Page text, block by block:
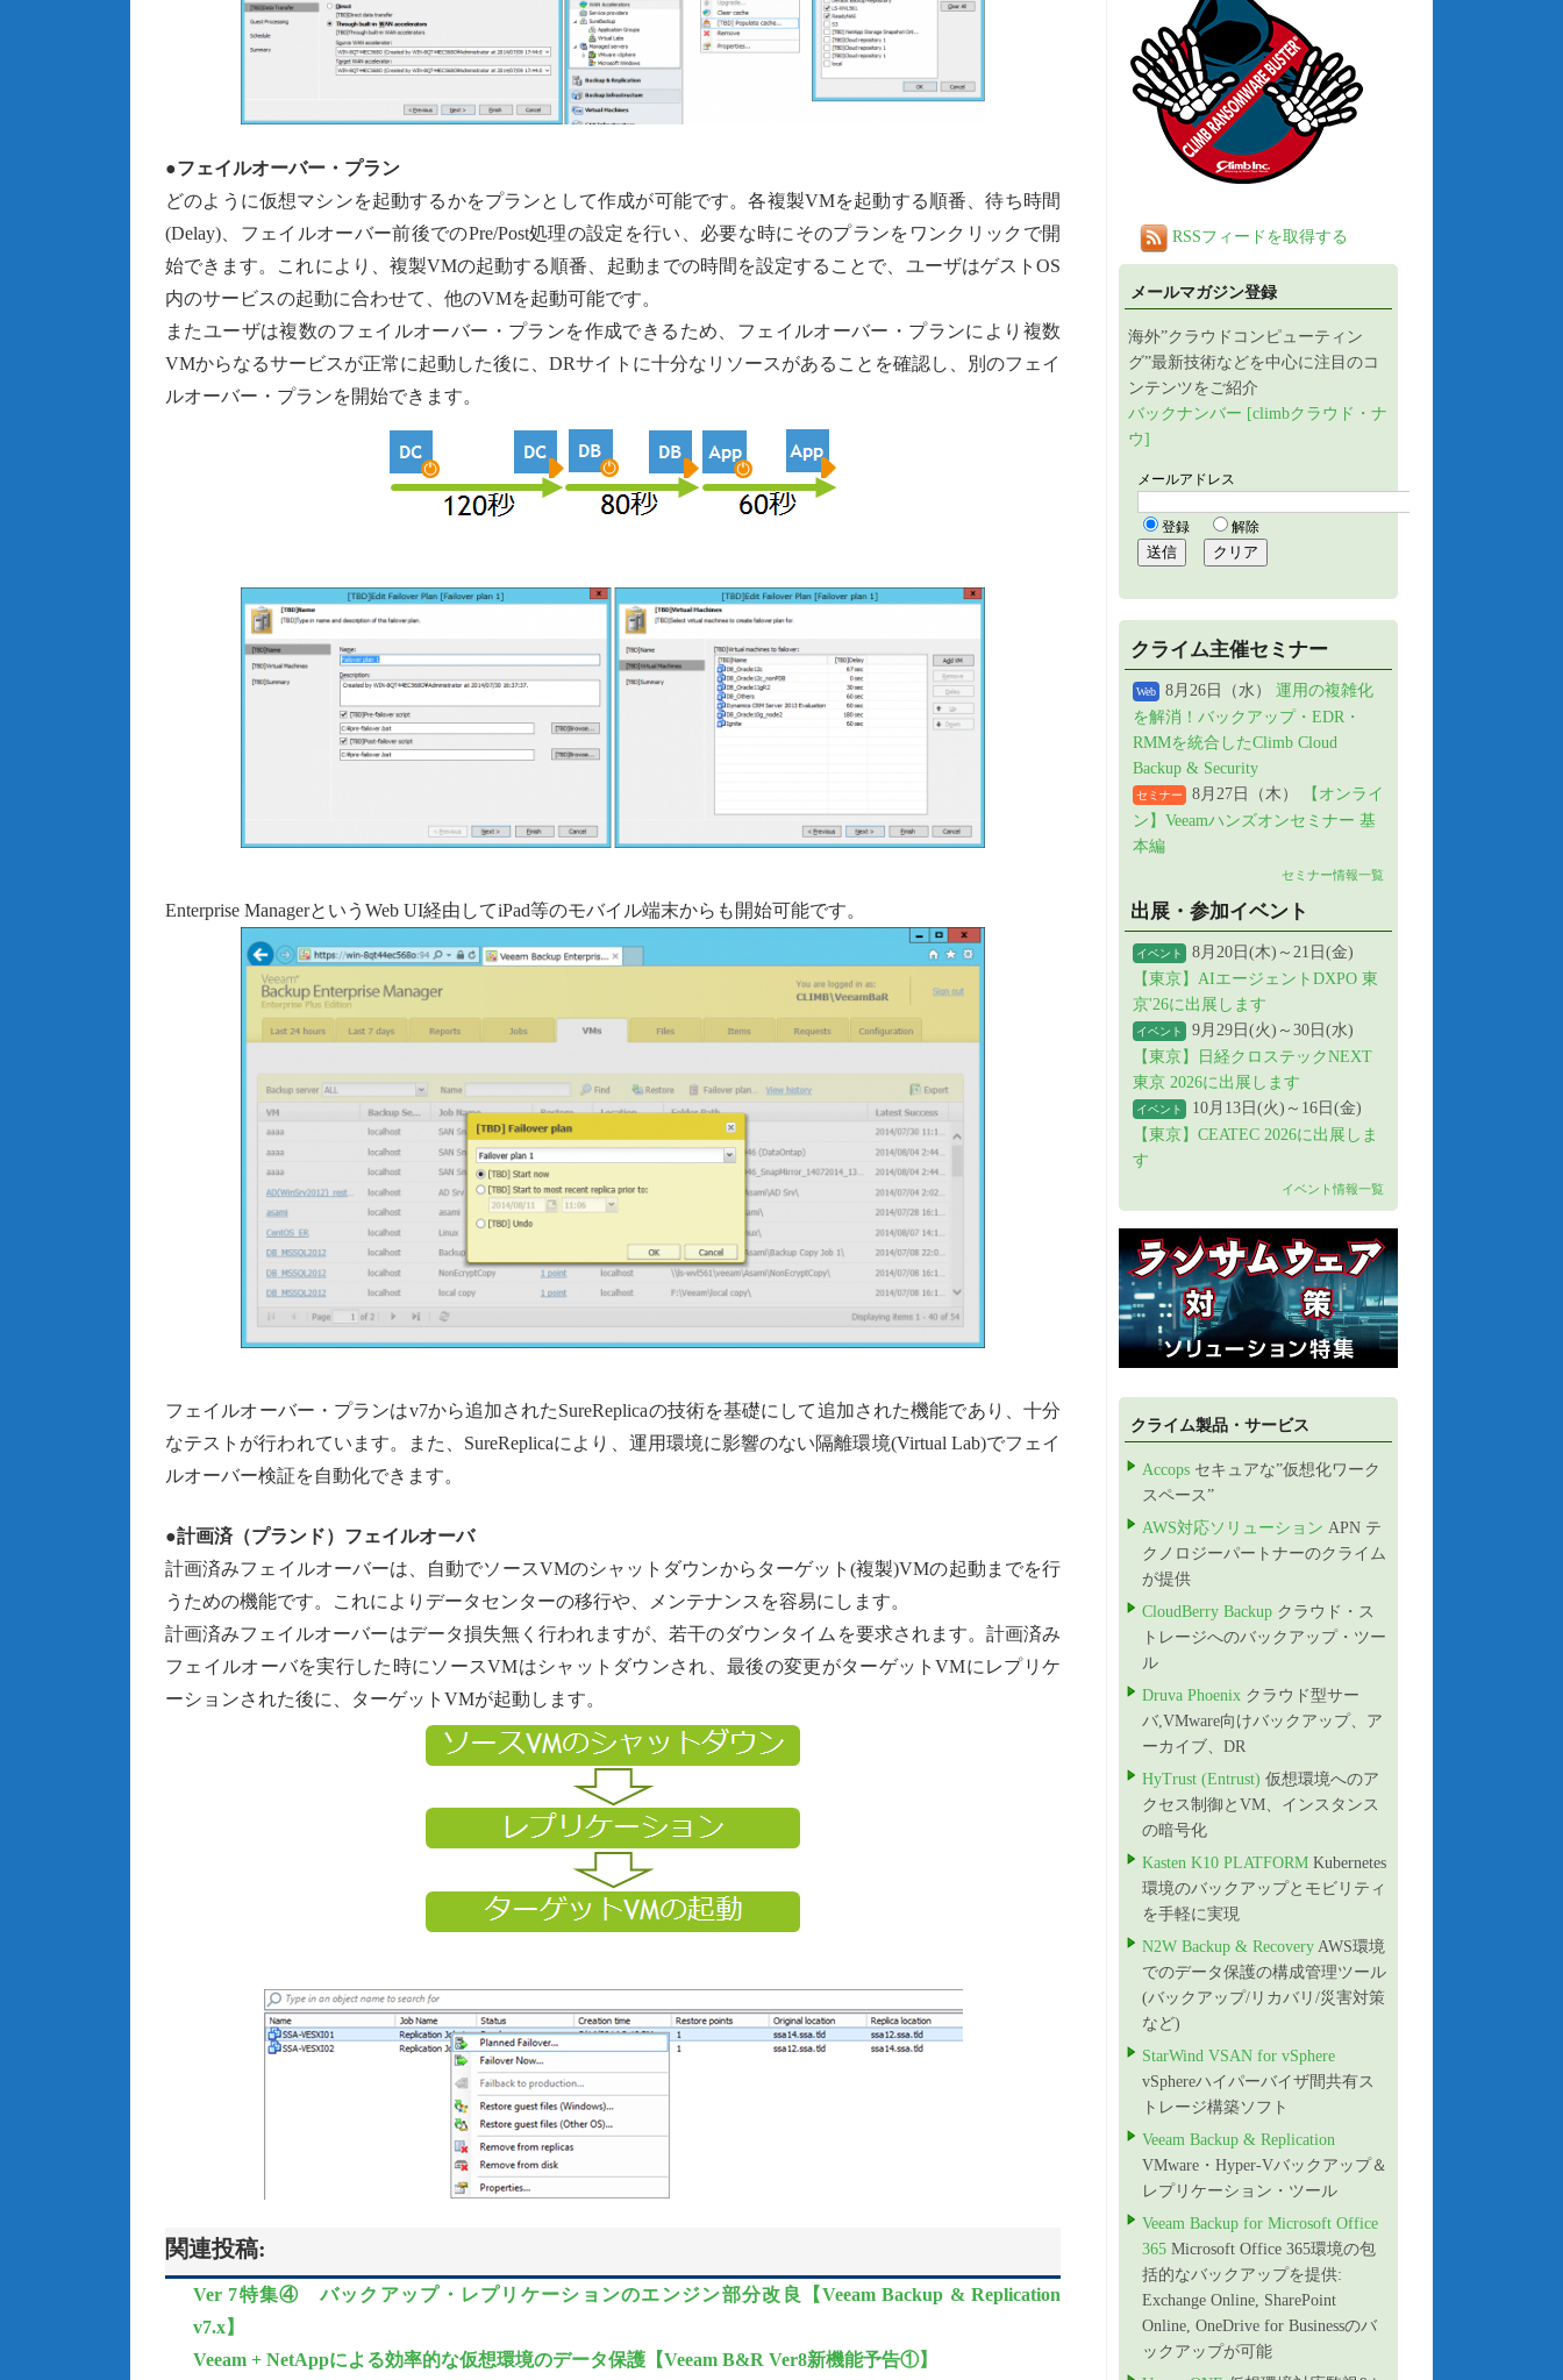
●フェイルオーバー・プラン
どのように仮想マシンを起動するかをプランとして作成が可能です。各複製VMを起動する順番、待ち時間
(Delay)、フェイルオーバー前後でのPre/Post処理の設定を行い、必要な時にそのプランをワンクリックで開
始できます。これにより、複製VMの起動する順番、起動までの時間を設定することで、ユーザはゲストOS
内のサービスの起動に合わせて、他のVMを起動可能です。
またユーザは複数のフェイルオーバー・プランを作成できるため、フェイルオーバー・プランにより複数
VMからなるサービスが正常に起動した後に、DRサイトに十分なリソースがあることを確認し、別のフェイ
ルオーバー・プランを開始できます。
Enterprise ManagerというWeb UI経由してiPad等のモバイル端末からも開始可能です。
フェイルオーバー・プランはv7から追加されたSureReplicaの技術を基礎にして追加された機能であり、十分
なテストが行われています。また、SureReplicaにより、運用環境に影響のない隔離環境(Virtual Lab)でフェイ
ルオーバー検証を自動化できます。
●計画済（プランド）フェイルオーバ
計画済みフェイルオーバーは、自動でソースVMのシャットダウンからターゲット(複製)VMの起動までを行
うための機能です。これによりデータセンターの移行や、メンテナンスを容易にします。
計画済みフェイルオーバーはデータ損失無く行われますが、若干のダウンタイムを要求されます。計画済み
フェイルオーバを実行した時にソースVMはシャットダウンされ、最後の変更がターゲットVMにレプリケ
ーションされた後に、ターゲットVMが起動します。
関連投稿:
Ver 7特集④ バックアップ・レプリケーションのエンジン部分改良【Veeam Backup & Replication
v7.x】
Veeam + NetAppによる効率的な仮想環境のデータ保護【Veeam B&R Ver8新機能予告①】
RSSフィードを取得する
メールマガジン登録
海外”クラウドコンピューティン
グ”最新技術などを中心に注目のコ
ンテンツをご紹介
バックナンバー [climbクラウド・ナ
ウ]
クライム主催セミナー
Web 8月26日（水） 運用の複雑化
を解消！バックアップ・EDR・
RMMを統合したClimb Cloud
Backup & Security
セミナー 8月27日（木）
【オンライ
ン】Veeamハンズオンセミナー 基
本編
セミナー情報一覧
出展・参加イベント
イベント
8月20日(木)～21日(金)
【東京】AIエージェントDXPO 東
京'26に出展します
イベント
9月29日(火)～30日(水)
【東京】日経クロステックNEXT
東京 2026に出展します
イベント
10月13日(火)～16日(金)
【東京】CEATEC 2026に出展しま
す
イベント情報一覧
クライム製品・サービス
Accops セキュアな”仮想化ワーク
スペース”
AWS対応ソリューション APN テ
クノロジーパートナーのクライム
が提供
CloudBerry Backup クラウド・ス
トレージへのバックアップ・ツー
ル
Druva Phoenix クラウド型サー
バ,VMware向けバックアップ、ア
ーカイブ、DR
HyTrust (Entrust) 仮想環境へのア
クセス制御とVM、インスタンス
の暗号化
Kasten K10 PLATFORM Kubernetes
環境のバックアップとモビリティ
を手軽に実現
N2W Backup & Recovery AWS環境
でのデータ保護の構成管理ツール
(バックアップ/リカバリ/災害対策
など)
StarWind VSAN for vSphere
vSphereハイパーバイザ間共有ス
トレージ構築ソフト
Veeam Backup & Replication
VMware・Hyper-Vバックアップ＆
レプリケーション・ツール
Veeam Backup for Microsoft Office
365 Microsoft Office 365環境の包
括的なバックアップを提供:
Exchange Online, SharePoint
Online, OneDrive for Businessのバ
ックアップが可能